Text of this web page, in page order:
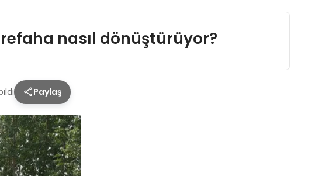
nasıl dönüştürüyor?
Paylaş